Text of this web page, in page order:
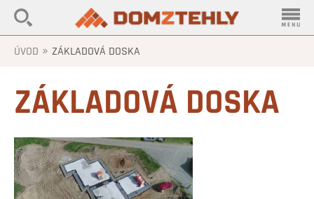
ÚVOD » ZÁKLADOVÁ DOSKA
ZÁKLADOVÁ DOSKA